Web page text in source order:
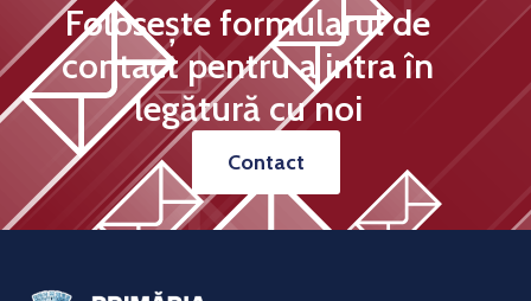
Folosește formularul de
contact pentru a intra în
legătură cu noi
Contact